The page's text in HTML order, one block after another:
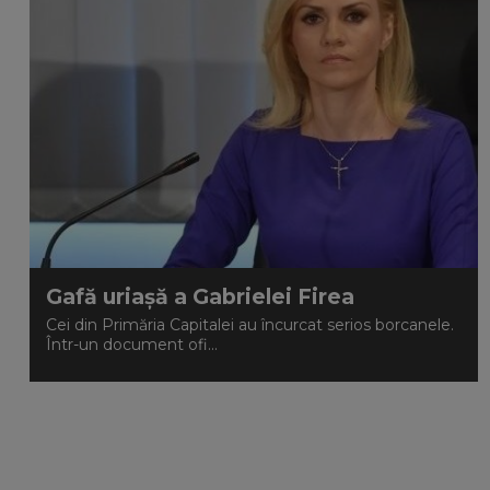
Gafă uriașă a Gabrielei Firea
Cei din Primăria Capitalei au încurcat serios borcanele.
Într-un document ofi...